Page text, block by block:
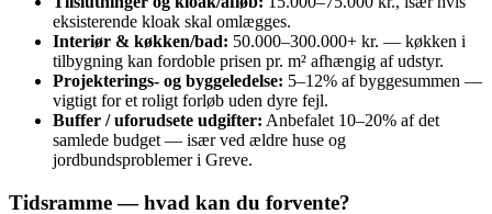
eksisterende kloak skal omlægges.
Interiør & køkken/bad: 50.000–300.000+ kr. — køkken i
tilbygning kan fordoble prisen pr. m² afhængig af udstyr.
Projekterings- og byggeledelse: 5–12% af byggesummen —
vigtigt for et roligt forløb uden dyre fejl.
Buffer / uforudsete udgifter: Anbefalet 10–20% af det
samlede budget — især ved ældre huse og
jordbundsproblemer i Greve.
Tidsramme — hvad kan du forvente?